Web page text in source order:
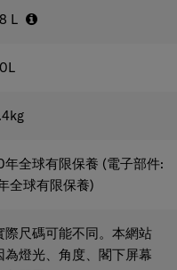
L
L
kg
年全球有限保養 (電子部件:
全球有限保養)
尺碼可能不同。本網站
燈光、角度、閣下屏幕